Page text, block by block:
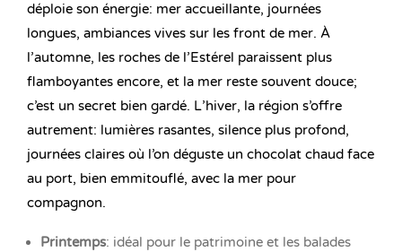
déploie son énergie: mer accueillante, journées
longues, ambiances vives sur les front de mer. À
l’automne, les roches de l’Estérel paraissent plus
flamboyantes encore, et la mer reste souvent douce;
c’est un secret bien gardé. L’hiver, la région s’offre
autrement: lumières rasantes, silence plus profond,
journées claires où l’on déguste un chocolat chaud face
au port, bien emmitouflé, avec la mer pour
compagnon.
Printemps: idéal pour le patrimoine et les balades